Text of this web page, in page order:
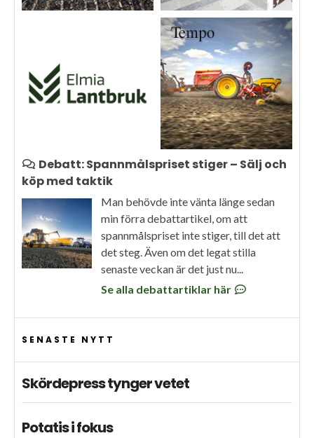
Debatt: Spannmålspriset stiger – Sälj och
köp med taktik
Man behövde inte vänta länge sedan
min förra debattartikel, om att
spannmålspriset inte stiger, till det att
det steg. Även om det legat stilla
senaste veckan är det just nu...
Se alla debattartiklar här
SENASTE NYTT
Skördepress tynger vetet
Potatis i fokus